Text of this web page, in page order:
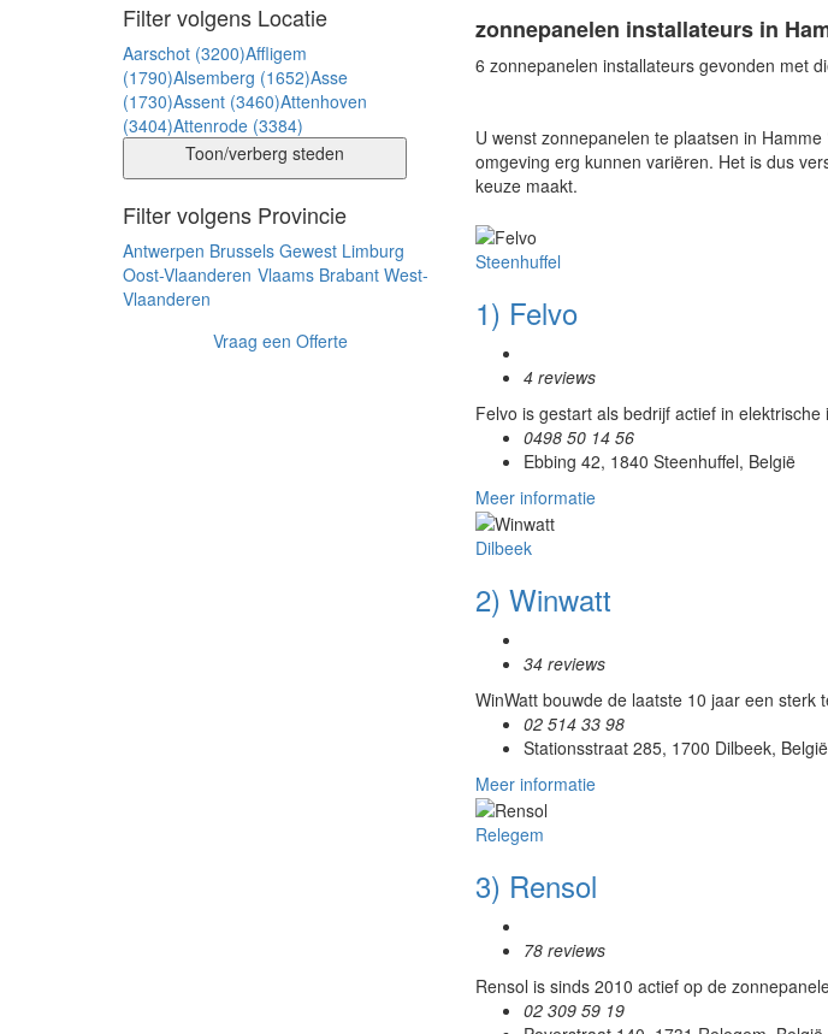
zonnepanelen installateurs in
6 zonnepanelen installateurs gevonden met
U wenst zonnepanelen te plaatsen in
omgeving erg kunnen variëren. Het is dus
keuze maakt.
Steenhuffel
1) Felvo
4 reviews
Felvo is gestart als bedrijf actief in
0498 50 14 56
Ebbing 42, 1840 Steenhuffel, België
Meer informatie
Dilbeek
2) Winwatt
34 reviews
WinWatt bouwde de laatste 10 jaar een
02 514 33 98
Stationsstraat 285, 1700 Dilbeek, België
Meer informatie
Relegem
3) Rensol
78 reviews
Rensol is sinds 2010 actief op de
02 309 59 19
Filter volgens Locatie
Aarschot (3200)Affligem
(1790)Alsemberg (1652)Asse
(1730)Assent (3460)Attenhoven
(3404)Attenrode (3384)
Toon/verberg steden
Filter volgens Provincie
Antwerpen Brussels Gewest Limburg
Oost-Vlaanderen Vlaams Brabant West-
Vlaanderen
Vraag een Offerte